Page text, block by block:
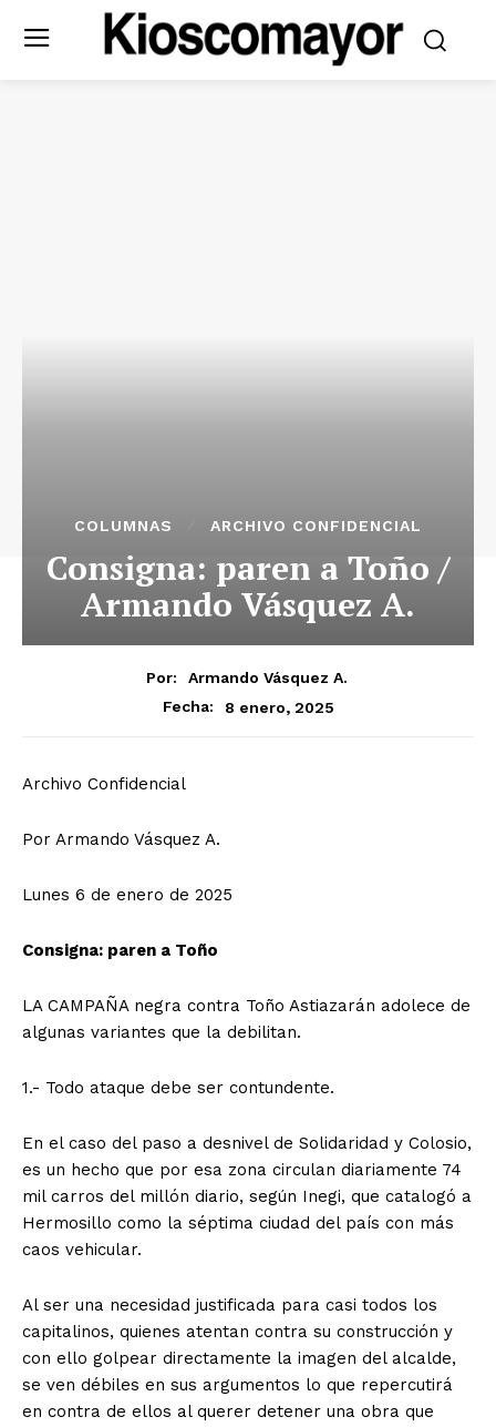
COLUMNAS ARCHIVO CONFIDENCIAL
Consigna: paren a Toño /
Armando Vásquez A.
Por:
Armando Vásquez A.
Fecha:
8 enero, 2025
Archivo Confidencial
Por Armando Vásquez A.
Lunes 6 de enero de 2025
Consigna: paren a Toño
LA CAMPAÑA negra contra Toño Astiazarán adolece de
algunas variantes que la debilitan.
1.- Todo ataque debe ser contundente.
En el caso del paso a desnivel de Solidaridad y Colosio,
es un hecho que por esa zona circulan diariamente 74
mil carros del millón diario, según Inegi, que catalogó a
Hermosillo como la séptima ciudad del país con más
caos vehicular.
Al ser una necesidad justificada para casi todos los
capitalinos, quienes atentan contra su construcción y
con ello golpear directamente la imagen del alcalde,
se ven débiles en sus argumentos lo que repercutirá
en contra de ellos al querer detener una obra que